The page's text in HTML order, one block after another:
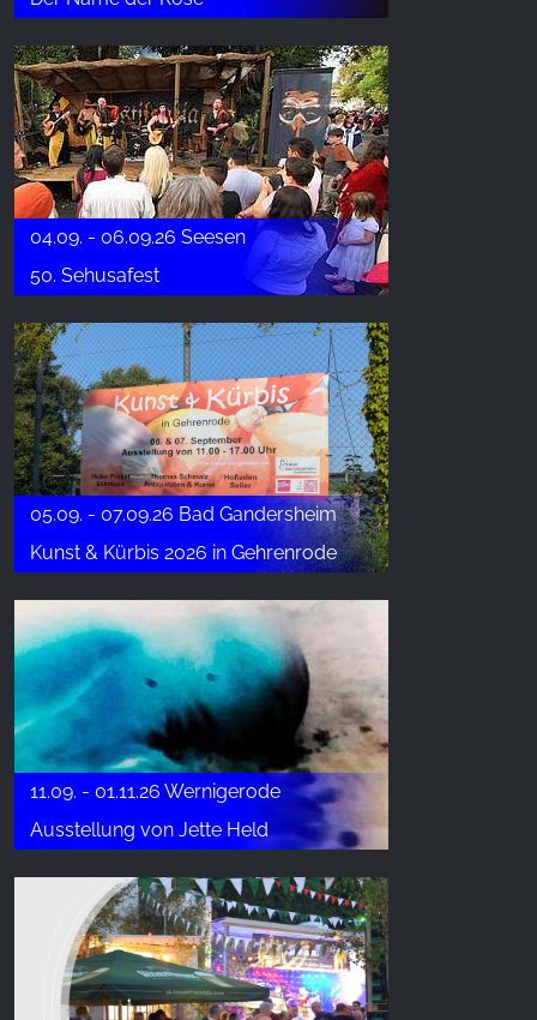
04.09. - 06.09.26 Seesen
50. Sehusafest
05.09. - 07.09.26 Bad Gandersheim
Kunst & Kürbis 2026 in Gehrenrode
11.09. - 01.11.26 Wernigerode
Ausstellung von Jette Held